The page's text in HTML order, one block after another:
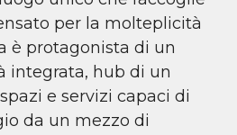
per la molteplicità
è protagonista di un
integrata, hub di un
e servizi capaci di
da un mezzo di